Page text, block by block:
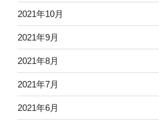
2021年10月
2021年9月
2021年8月
2021年7月
2021年6月